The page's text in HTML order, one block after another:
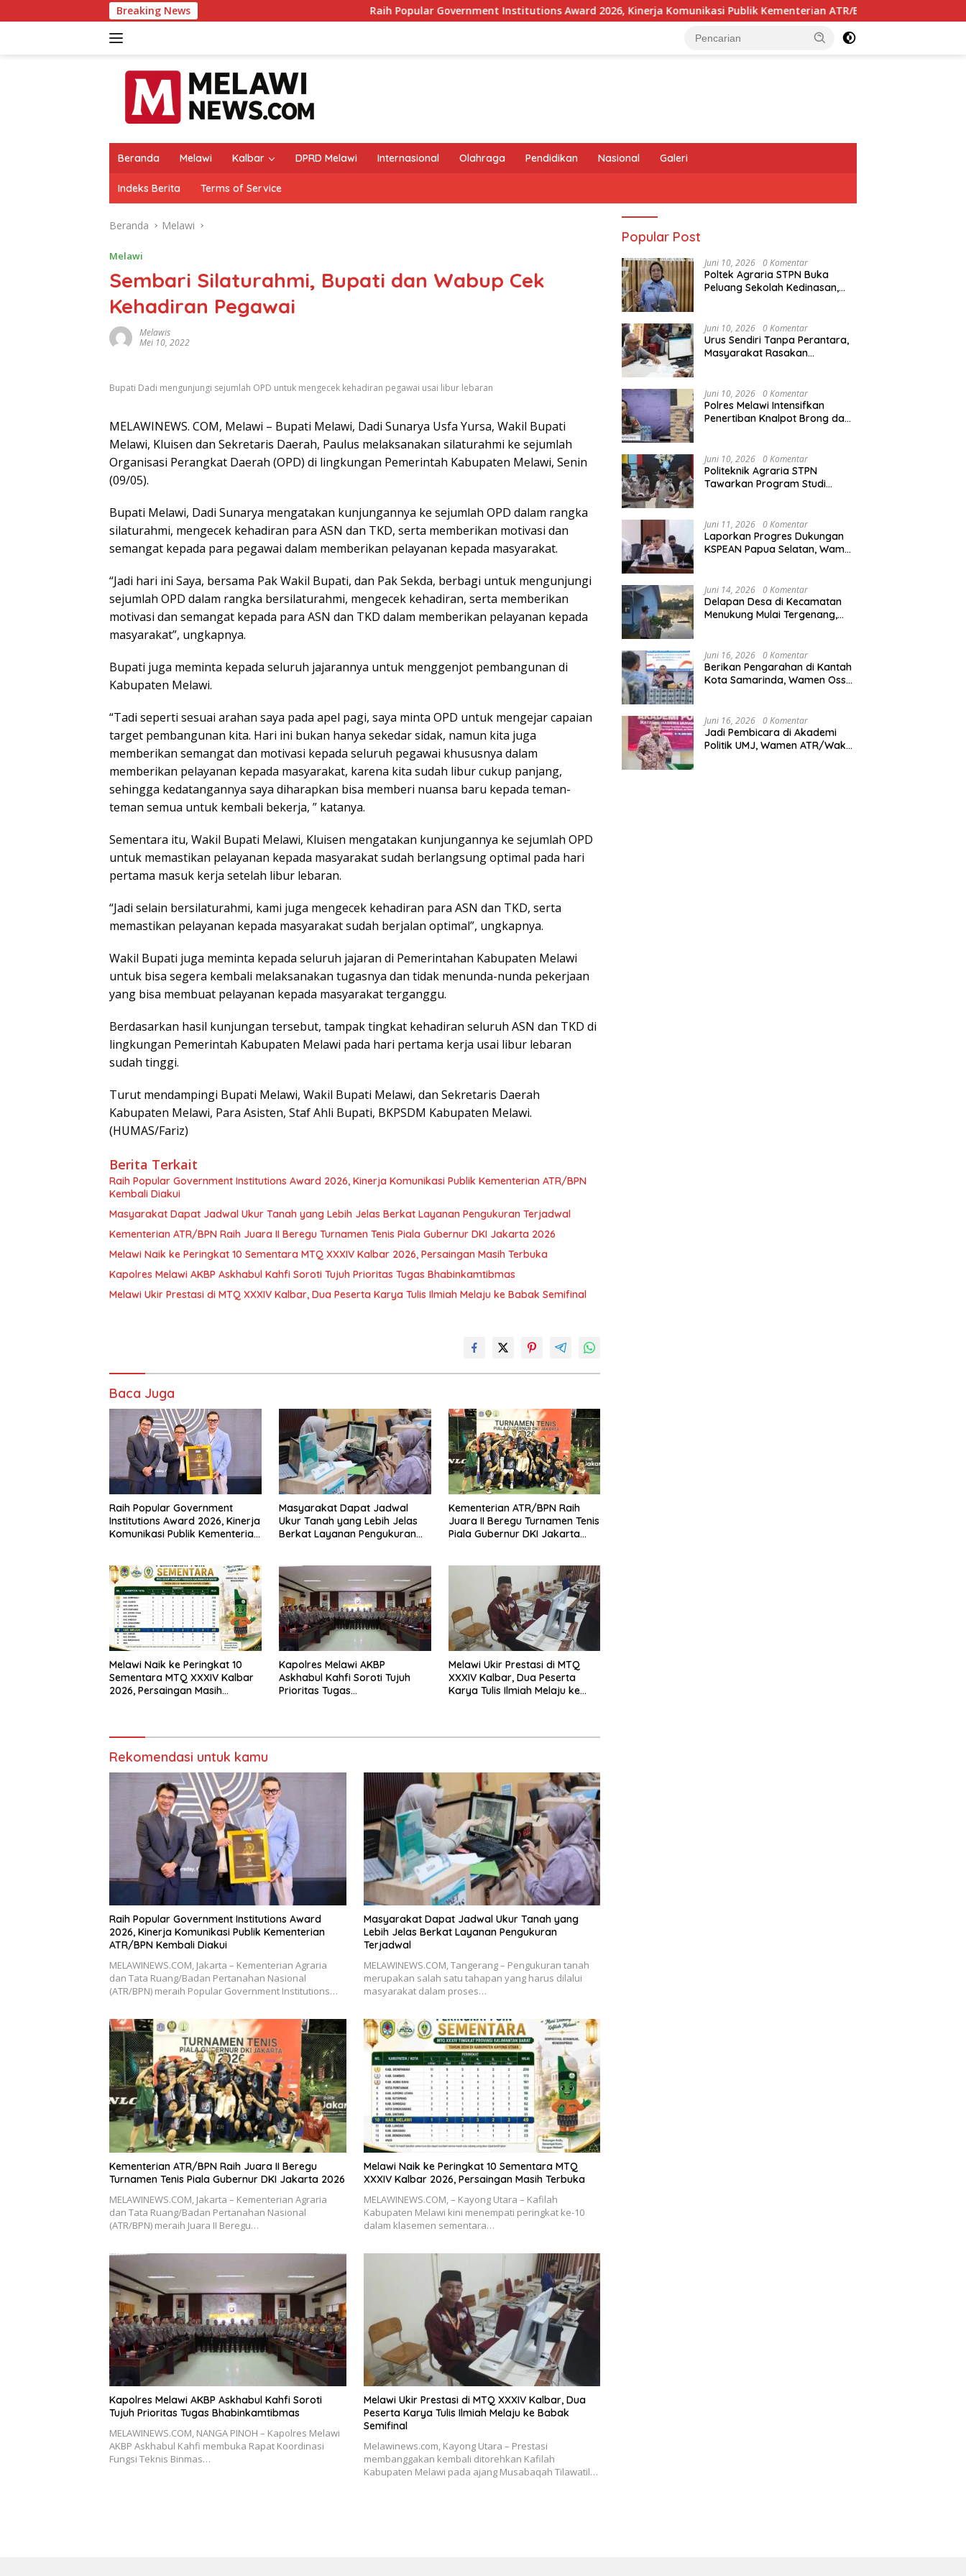
ke
Breaking News Raih Popular Government Institutions Award 2026, Kinerja Komunikasi Publik Kementerian ATR/BPN Kembali Diakui
Beranda Melawi Kalbar DPRD Melawi Internasional Olahraga Pendidikan Nasional Galeri
Indeks Berita Terms of Service
Beranda Melawi
Melawi
Sembari Silaturahmi, Bupati dan Wabup Cek
Kehadiran Pegawai
Melawis
Mei 10, 2022
Bupati Dadi mengunjungi sejumlah OPD untuk mengecek kehadiran pegawai usai libur lebaran
MELAWINEWS. COM, Melawi – Bupati Melawi, Dadi Sunarya Usfa Yursa, Wakil Bupati
Melawi, Kluisen dan Sekretaris Daerah, Paulus melaksanakan silaturahmi ke sejumlah
Organisasi Perangkat Daerah (OPD) di lingkungan Pemerintah Kabupaten Melawi, Senin
(09/05).
Bupati Melawi, Dadi Sunarya mengatakan kunjungannya ke sejumlah OPD dalam rangka
silaturahmi, mengecek kehadiran para ASN dan TKD, serta memberikan motivasi dan
semangat kepada para pegawai dalam memberikan pelayanan kepada masyarakat.
“Jadi hari ini Saya, bersama Pak Wakil Bupati, dan Pak Sekda, berbagi untuk mengunjungi
sejumlah OPD dalam rangka bersilaturahmi, mengecek kehadiran, serta memberikan
motivasi dan semangat kepada para ASN dan TKD dalam memberikan pelayanan kepada
masyarakat”, ungkapnya.
Bupati juga meminta kepada seluruh jajarannya untuk menggenjot pembangunan di
Kabupaten Melawi.
“Tadi seperti sesuai arahan saya pada apel pagi, saya minta OPD untuk mengejar capaian
target pembangunan kita. Hari ini bukan hanya sekedar sidak, namun kita juga
memberikan semangat dan motivasi kepada seluruh pegawai khususnya dalam
memberikan pelayanan kepada masyarakat, karena kita sudah libur cukup panjang,
sehingga kedatangannya saya diharapkan bisa memberi nuansa baru kepada teman-
teman semua untuk kembali bekerja, ” katanya.
Sementara itu, Wakil Bupati Melawi, Kluisen mengatakan kunjungannya ke sejumlah OPD
untuk memastikan pelayanan kepada masyarakat sudah berlangsung optimal pada hari
pertama masuk kerja setelah libur lebaran.
“Jadi selain bersilaturahmi, kami juga mengecek kehadiran para ASN dan TKD, serta
memastikan pelayanan kepada masyarakat sudah berjalan optimal”, ungkapnya.
Wakil Bupati juga meminta kepada seluruh jajaran di Pemerintahan Kabupaten Melawi
untuk bisa segera kembali melaksanakan tugasnya dan tidak menunda-nunda pekerjaan
yang bisa membuat pelayanan kepada masyarakat terganggu.
Berdasarkan hasil kunjungan tersebut, tampak tingkat kehadiran seluruh ASN dan TKD di
lingkungan Pemerintah Kabupaten Melawi pada hari pertama kerja usai libur lebaran
sudah tinggi.
Turut mendampingi Bupati Melawi, Wakil Bupati Melawi, dan Sekretaris Daerah
Kabupaten Melawi, Para Asisten, Staf Ahli Bupati, BKPSDM Kabupaten Melawi.
(HUMAS/Fariz)
Berita Terkait
Raih Popular Government Institutions Award 2026, Kinerja Komunikasi Publik Kementerian ATR/BPN
Kembali Diakui
Masyarakat Dapat Jadwal Ukur Tanah yang Lebih Jelas Berkat Layanan Pengukuran Terjadwal
Kementerian ATR/BPN Raih Juara II Beregu Turnamen Tenis Piala Gubernur DKI Jakarta 2026
Melawi Naik ke Peringkat 10 Sementara MTQ XXXIV Kalbar 2026, Persaingan Masih Terbuka
Kapolres Melawi AKBP Askhabul Kahfi Soroti Tujuh Prioritas Tugas Bhabinkamtibmas
Melawi Ukir Prestasi di MTQ XXXIV Kalbar, Dua Peserta Karya Tulis Ilmiah Melaju ke Babak Semifinal
Baca Juga
Raih Popular Government
Institutions Award 2026, Kinerja
Komunikasi Publik Kementerian
Masyarakat Dapat Jadwal
Ukur Tanah yang Lebih Jelas
Berkat Layanan Pengukuran
Kementerian ATR/BPN Raih
Juara II Beregu Turnamen Tenis
Piala Gubernur DKI Jakarta
Melawi Naik ke Peringkat 10
Sementara MTQ XXXIV Kalbar
2026, Persaingan Masih
Kapolres Melawi AKBP
Askhabul Kahfi Soroti Tujuh
Prioritas Tugas
Melawi Ukir Prestasi di MTQ
XXXIV Kalbar, Dua Peserta
Karya Tulis Ilmiah Melaju ke
Rekomendasi untuk kamu
Raih Popular Government Institutions Award
2026, Kinerja Komunikasi Publik Kementerian
ATR/BPN Kembali Diakui
MELAWINEWS.COM, Jakarta – Kementerian Agraria
dan Tata Ruang/Badan Pertanahan Nasional
(ATR/BPN) meraih Popular Government Institutions…
Masyarakat Dapat Jadwal Ukur Tanah yang
Lebih Jelas Berkat Layanan Pengukuran
Terjadwal
MELAWINEWS.COM, Tangerang – Pengukuran tanah
merupakan salah satu tahapan yang harus dilalui
masyarakat dalam proses…
Kementerian ATR/BPN Raih Juara II Beregu
Turnamen Tenis Piala Gubernur DKI Jakarta 2026
MELAWINEWS.COM, Jakarta – Kementerian Agraria
dan Tata Ruang/Badan Pertanahan Nasional
(ATR/BPN) meraih Juara II Beregu…
Melawi Naik ke Peringkat 10 Sementara MTQ
XXXIV Kalbar 2026, Persaingan Masih Terbuka
MELAWINEWS.COM, – Kayong Utara – Kafilah
Kabupaten Melawi kini menempati peringkat ke-10
dalam klasemen sementara…
Kapolres Melawi AKBP Askhabul Kahfi Soroti
Tujuh Prioritas Tugas Bhabinkamtibmas
MELAWINEWS.COM, NANGA PINOH – Kapolres Melawi
AKBP Askhabul Kahfi membuka Rapat Koordinasi
Fungsi Teknis Binmas…
Melawi Ukir Prestasi di MTQ XXXIV Kalbar, Dua
Peserta Karya Tulis Ilmiah Melaju ke Babak
Semifinal
Melawinews.com, Kayong Utara – Prestasi
membanggakan kembali ditorehkan Kafilah
Kabupaten Melawi pada ajang Musabaqah Tilawatil…
Popular Post
Juni 10, 2026 0 Komentar
Poltek Agraria STPN Buka
Peluang Sekolah Kedinasan,
Agraria/Pertanahan dan Tata
Ruang
Juni 10, 2026 0 Komentar
Urus Sendiri Tanpa Perantara,
Masyarakat Rasakan
Juni 10, 2026 0 Komentar
Polres Melawi Intensifkan
Penertiban Knalpot Brong dan
Juni 10, 2026 0 Komentar
Politeknik Agraria STPN
Tawarkan Program Studi
Juni 11, 2026 0 Komentar
Laporkan Progres Dukungan
KSPEAN Papua Selatan, Wamen
Nasional
Juni 14, 2026 0 Komentar
Delapan Desa di Kecamatan
Menukung Mulai Tergenang,
Juni 16, 2026 0 Komentar
Berikan Pengarahan di Kantah
Kota Samarinda, Wamen Ossy:
Kalimantan Timur
Juni 16, 2026 0 Komentar
Jadi Pembicara di Akademi
Politik UMJ, Wamen ATR/Waka